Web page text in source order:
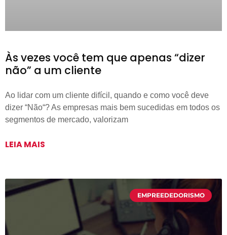
Às vezes você tem que apenas “dizer
não” a um cliente
Ao lidar com um cliente difícil, quando e como você deve
dizer “Não“? As empresas mais bem sucedidas em todos os
segmentos de mercado, valorizam
LEIA MAIS
EMPREEDEDORISMO